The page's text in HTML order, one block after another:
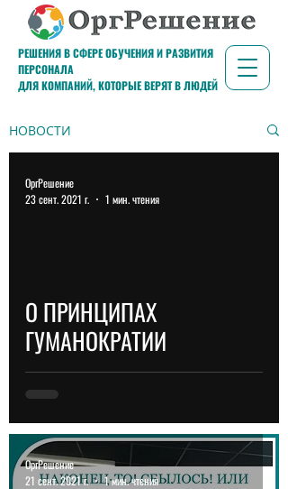
РЕШЕНИЯ В СФЕРЕ ОБУЧЕНИЯ И РАЗВИТИЯ
ПЕРСОНАЛА
ДЛЯ КОМПАНИЙ, КОТОРЫЕ ВЕРЯТ В ЛЮДЕЙ
НОВОСТИ
О ПРИНЦИПАХ
ГУМАНОКРАТИИ
ОргРешение
23 сент. 2021 г.
1 мин. чтения
ОргРешение
21 сент. 2021 г.
1 мин. чтения